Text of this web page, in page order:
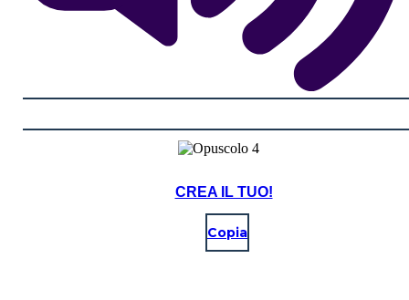
CREA IL TUO!
Copia